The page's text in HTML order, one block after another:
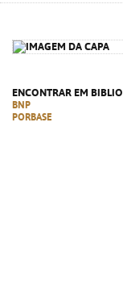
ENCONTRAR EM
BNP
PORBASE